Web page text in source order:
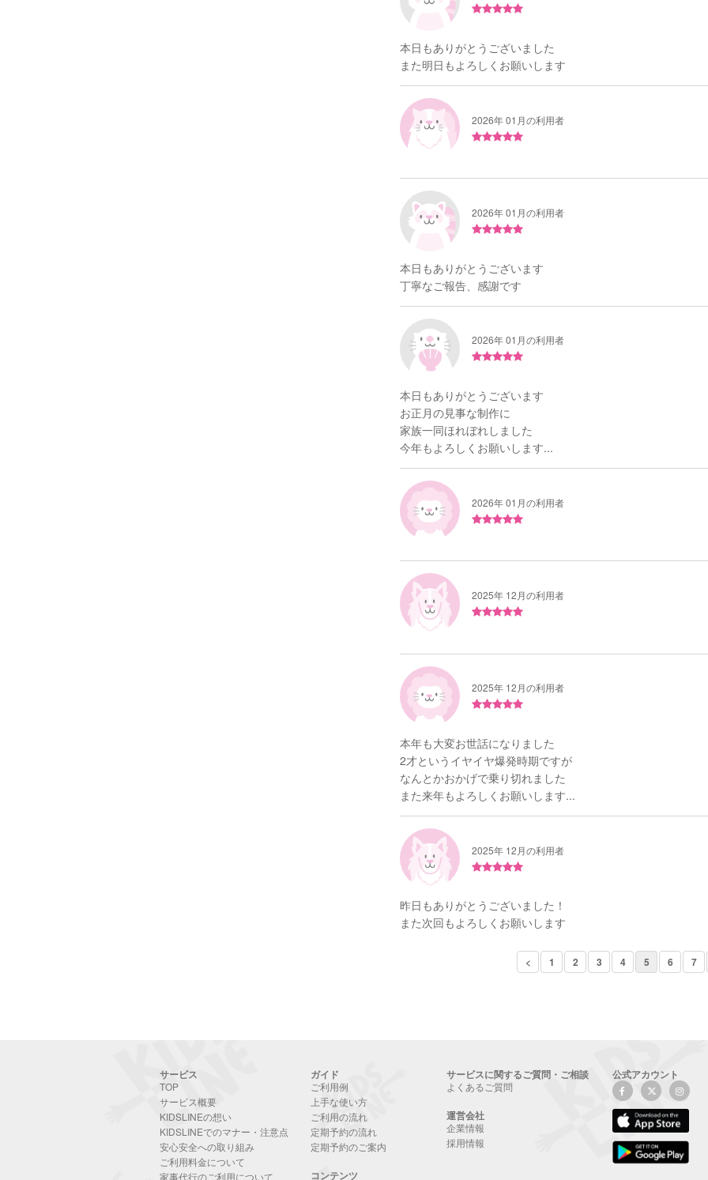
本日もありがとうございました
また明日もよろしくお願いします
2026年 01月の利用者
2026年 01月の利用者
本日もありがとうございます
丁寧なご報告、感謝です
2026年 01月の利用者
本日もありがとうございます
お正月の見事な制作に
家族一同ほれぼれしました
今年もよろしくお願いします...
2026年 01月の利用者
2025年 12月の利用者
2025年 12月の利用者
本年も大変お世話になりました
2才というイヤイヤ爆発時期ですが
なんとかおかげで乗り切れました
また来年もよろしくお願いします...
2025年 12月の利用者
昨日もありがとうございました！
また次回もよろしくお願いします
< 1 2 3 4 5 6 7
サービス
TOP
サービス概要
KIDSLINEの想い
KIDSLINEでのマナー・注意点
安心安全への取り組み
ご利用料金について
家事代行のご利用について
ガイド
ご利用例
上手な使い方
ご利用の流れ
定期予約の流れ
定期予約のご案内
コンテンツ
サービスに関するご質問・ご相談
よくあるご質問
運営会社
企業情報
採用情報
公式アカウント